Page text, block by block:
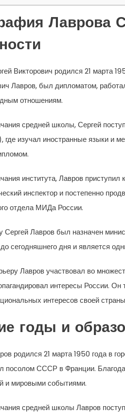
Лаврова
Викторович родился 21 марта
Лавров, был дипломатом,
отношениям.
средней школы, Сергей
где изучал иностранные языки и
института, Лавров
инспектор и постепенно
отдела МИДа России.
Сергей Лавров был назначен
сегодняшнего дня и является
Лавров участвовал во
интересы России.
интересов своей
годы и
родился 21 марта 1950 года в
посолом СССР в Франции.
и мировыми событиями.
средней школы Лавров